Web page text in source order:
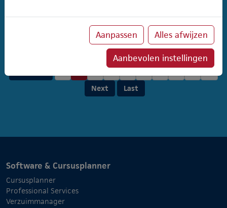
organisatie worden ingesteld.Lees meer
Next
Last
Software & Cursusplanner
Cursusplanner
Professional Services
Verzuimmanager
Aanpassen Alles afwijzen
Aanbevolen instellingen